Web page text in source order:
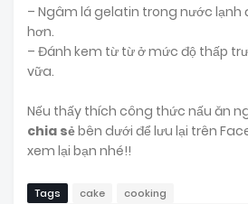
– Ngâm lá gelatin trong nước lạnh
hơn.
– Đánh kem từ từ ở mức độ thấp
vữa.
Nếu thấy thích công thức nấu ăn
chia sẻbên dưới để lưu lại trên
xem lại bạn nhé!!
Tags cake cooking